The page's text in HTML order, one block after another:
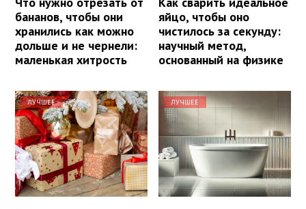
бананов, чтобы они
хранились как можно
дольше и не чернели:
маленькая хитрость
яйцо, чтобы оно
чистилось за секунду:
научный метод,
основанный на физике
ЛУЧШЕЕ ЛУЧШЕЕ